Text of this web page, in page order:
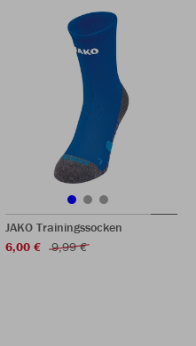
JAKO Trainingssocken
6,00 €
9,99 €